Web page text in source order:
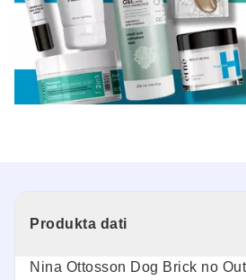
Produkta dati
Nina Ottosson Dog Brick no